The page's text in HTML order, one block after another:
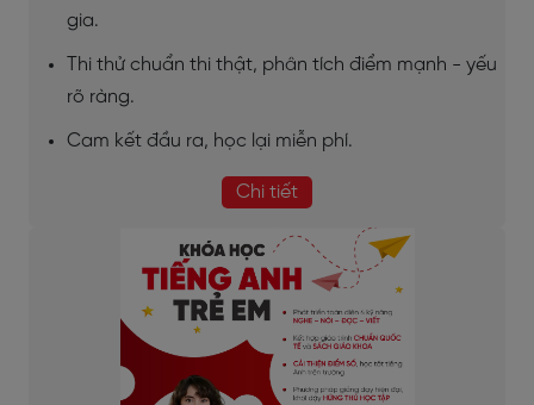
gia.
Thi thử chuẩn thi thật, phân tích điểm mạnh - yếu
rõ ràng.
Cam kết đầu ra, học lại miễn phí.
Chi tiết